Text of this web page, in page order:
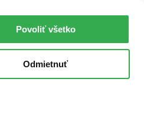
Povoliť všetko
Odmietnuť